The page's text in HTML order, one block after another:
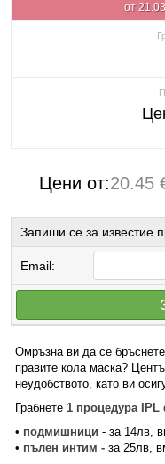
от
Цени от:20.45
Запиши се за известие
Email:
Омръзна ви да се
правите кола маска?
неудобството, като ви
Грабнете 1 процедура IPL
• подмишници - за 14лв,
• пълен интим - за 25лв,